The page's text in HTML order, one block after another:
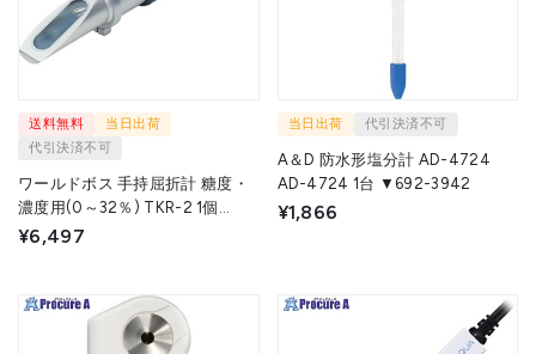
送料無料
当日出荷
代引決済不可
ワールドボス 手持屈折計 糖度・
濃度用(0～32％) TKR-2 1個
▼562-8761
¥6,497
当日出荷 代引決済不可
A＆D 防水形塩分計 AD-4724
AD-4724 1台 ▼692-3942
¥1,866